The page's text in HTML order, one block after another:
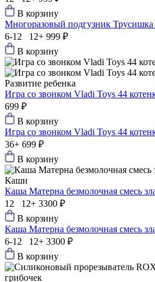
В корзину
Многоразовый подгузник
6-12 12+ 999 ₽
В корзину
Развитие ребенка
Игра со звонком Vladi Toys 44
699 ₽
В корзину
Игра со звонком Vladi Toys 44
36+ 699 ₽
В корзину
Каши
Каша Матерна безмолочная смесь
12 12+ 3300 ₽
В корзину
Каша Матерна безмолочная смесь
6-12 12+ 3300 ₽
В корзину